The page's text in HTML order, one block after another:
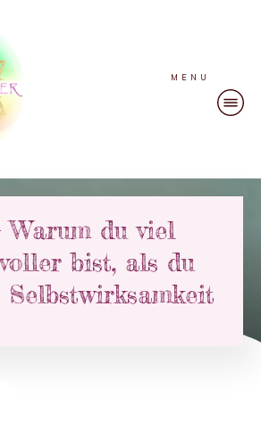
MENU
Warum du viel
bist, als du
Selbstwirksamkeit